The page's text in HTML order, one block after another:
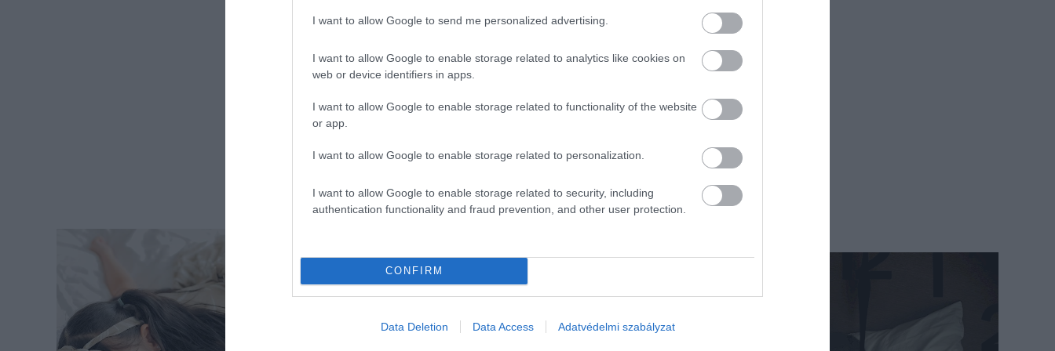
I want to allow Google to send me personalized advertising.
I want to allow Google to enable storage related to analytics like cookies on
web or device identifiers in apps.
I want to allow Google to enable storage related to functionality of the website
or app.
I want to allow Google to enable storage related to personalization.
I want to allow Google to enable storage related to security, including
authentication functionality and fraud prevention, and other user protection.
CONFIRM
Data Deletion Data Access Adatvédelmi szabályzat